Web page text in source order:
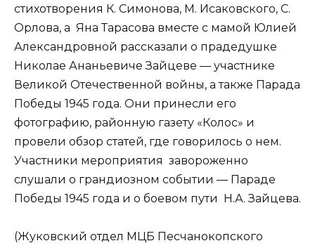
стихотворения К. Симонова, М. Исаковского, С.
Орлова, а Яна Тарасова вместе с мамой Юлией
Александровной рассказали о прадедушке
Николае Ананьевиче Зайцеве — участнике
Великой Отечественной войны, а также Парада
Победы 1945 года. Они принесли его
фотографию, районную газету «Колос» и
провели обзор статей, где говорилось о нем.
Участники мероприятия завороженно
слушали о грандиозном событии — Параде
Победы 1945 года и о боевом пути Н.А. Зайцева.
(Жуковский отдел МЦБ Песчанокопского